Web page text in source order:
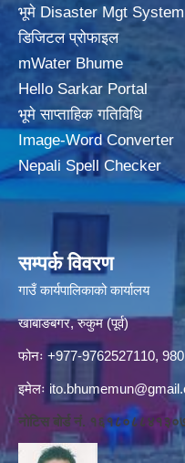
भूमे Disaster Mgt
डिजिटल प्रोफाइल
mWater Bhume
Hello Sarkar Portal
भूमे साप्ताहिक गतिविधि
Image-Word Converter
Nepali Spell Checker
सम्पर्क विवरण
गाउँ कार्यपालिकाको कार्यालय
खाबाङबगर, रुकुम (पूर्व)
फोनः +977-9762527110,
इमेलः
नोटिस बोर्ड नं.